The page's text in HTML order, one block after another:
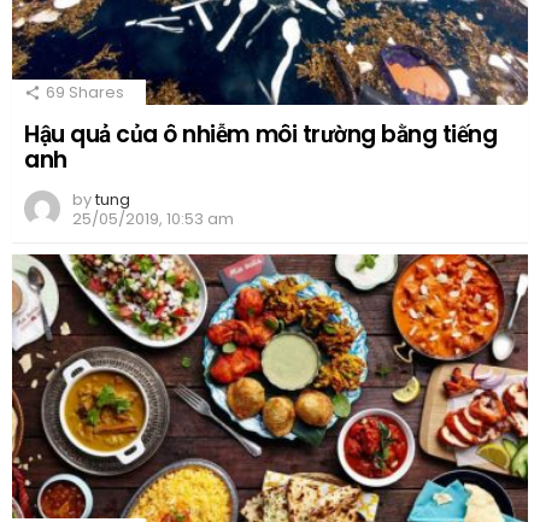
69 Shares
Hậu quả của ô nhiễm môi trường bằng tiếng
anh
bytung
25/05/2019, 10:53 am